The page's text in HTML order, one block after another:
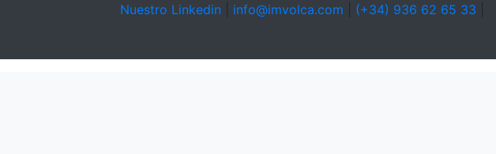
Nuestro Linkedin info@imvolca.com (+34) 936 62 65 33